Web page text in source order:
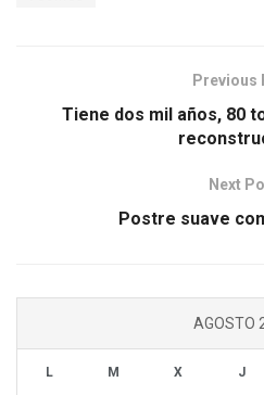
Previous
Tiene dos mil años, 80
Next
Postre suave
AGOSTO
L M X J